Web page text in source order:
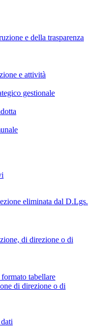
e della trasparenza
e attività
gestionale
eliminata dal D.Lgs.
di direzione o di
tabellare
di direzione o di